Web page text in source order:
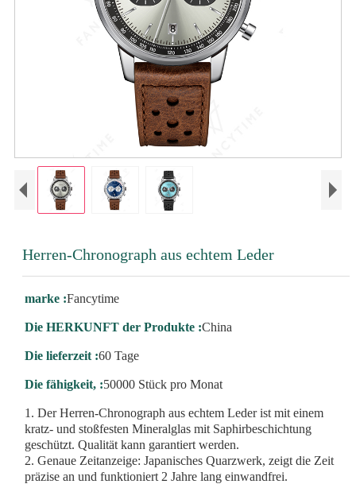
Herren-Chronograph aus echtem Leder
marke :Fancytime
Die HERKUNFT der Produkte :China
Die lieferzeit :60 Tage
Die fähigkeit, :50000 Stück pro Monat
1. Der Herren-Chronograph aus echtem Leder ist mit einem
kratz- und stoßfesten Mineralglas mit Saphirbeschichtung
geschützt. Qualität kann garantiert werden.
2. Genaue Zeitanzeige: Japanisches Quarzwerk, zeigt die Zeit
präzise an und funktioniert 2 Jahre lang einwandfrei.